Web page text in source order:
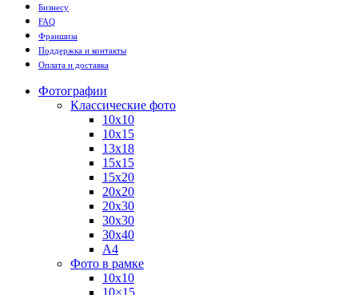
Бизнесу
FAQ
Франшиза
Поддержка и контакты
Оплата и доставка
Фотографии
Классические фото
10х10
10х15
13х18
15х15
15х20
20х20
20х30
30х30
30х40
А4
Фото в рамке
10х10
10×15